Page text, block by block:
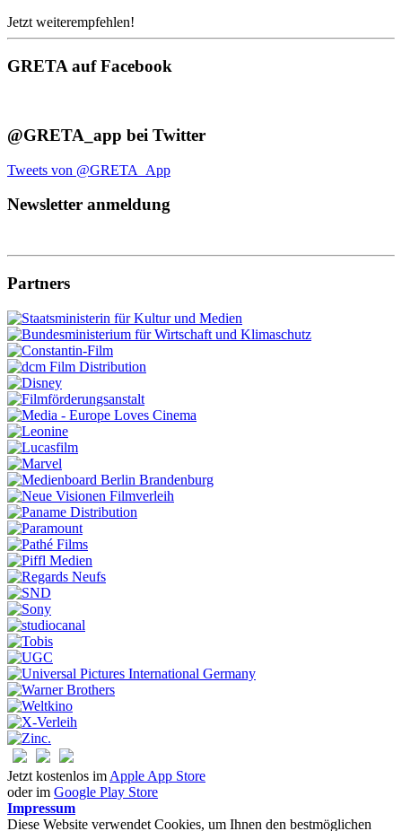
Jetzt weiterempfehlen!
GRETA auf Facebook
@GRETA_app bei Twitter
Tweets von @GRETA_App
Newsletter anmeldung
Partners
Jetzt kostenlos im Apple App Store
oder im Google Play Store
Impressum
Diese Website verwendet Cookies, um Ihnen den bestmöglichen